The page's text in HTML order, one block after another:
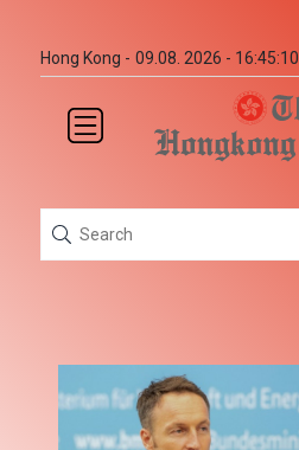
Hong Kong - 09.08. 2026 - 16:45:10